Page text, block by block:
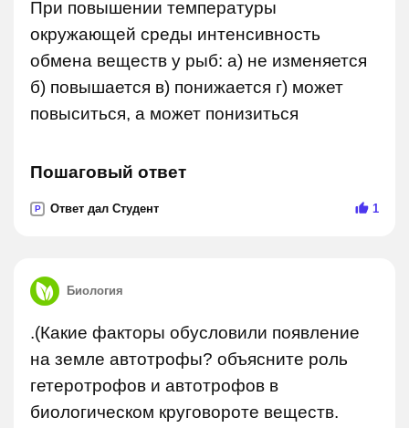
При повышении температуры
окружающей среды интенсивность
обмена веществ у рыб: а) не изменяется
б) повышается в) понижается г) может
повыситься, а может понизиться
Пошаговый ответ
P Ответ дал Студент 1
Биология
.(Какие факторы обусловили появление
на земле автотрофы? объясните роль
гетеротрофов и автотрофов в
биологическом круговороте веществ.